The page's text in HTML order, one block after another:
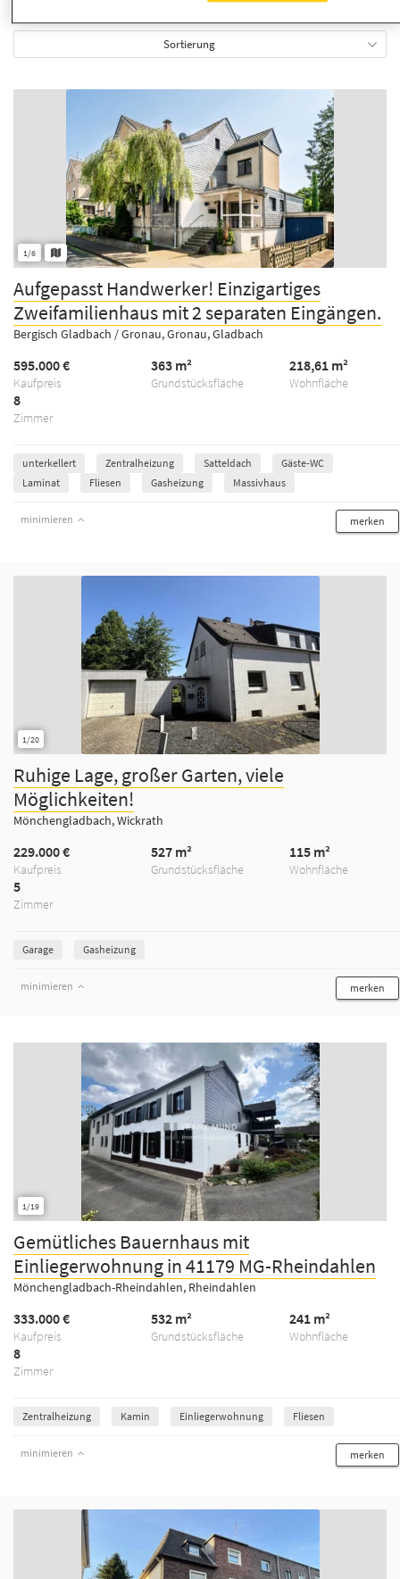
Sortierung
1/6
Aufgepasst Handwerker! Einzigartiges
Zweifamilienhaus mit 2 separaten Eingängen.
Bergisch Gladbach / Gronau, Gronau, Gladbach
Kaufpreis
595.000 €
Grundstücksfläche
363 m²
Wohnfläche
218,61 m²
Zimmer
8
unterkellert Zentralheizung Satteldach
Gäste-WC
Laminat
Fliesen Gasheizung Massivhaus
minimieren merken
1/20
Ruhige Lage, großer Garten, viele
Möglichkeiten!
Mönchengladbach, Wickrath
Kaufpreis
229.000 €
Grundstücksfläche
527 m²
Wohnfläche
115 m²
Zimmer
5
Garage Gasheizung
minimieren merken
1/19
Gemütliches Bauernhaus mit
Einliegerwohnung in 41179 MG-Rheindahlen
Mönchengladbach-Rheindahlen, Rheindahlen
Kaufpreis
333.000 €
Grundstücksfläche
532 m²
Wohnfläche
241 m²
Zimmer
8
Zentralheizung Kamin Einliegerwohnung Fliesen
minimieren merken